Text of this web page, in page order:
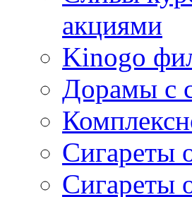
акциями
Kinogo
Дорамы с
Сигареты
Сигареты